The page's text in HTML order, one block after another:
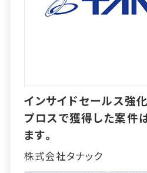
インサイドセールス強
プロスで獲得した案件
ます。
株式会社タナック